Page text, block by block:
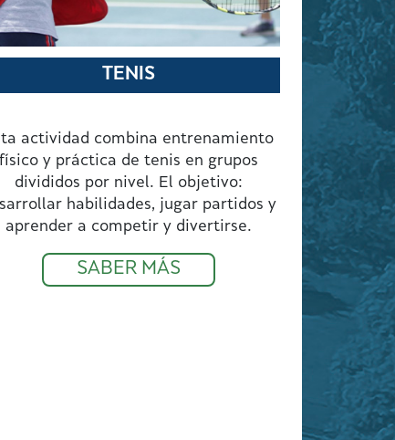
TENIS
actividad combina entrenamiento
físico y práctica de tenis en grupos
divididos por nivel. El objetivo:
habilidades, jugar partidos y
aprender a competir y divertirse.
SABER MÁS